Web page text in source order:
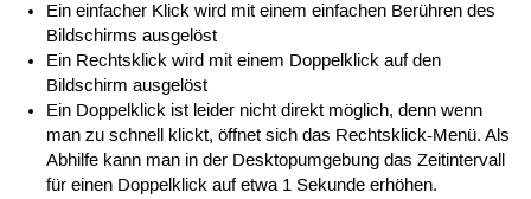
Ein einfacher Klick wird mit einem einfachen Berühren des
Bildschirms ausgelöst
Ein Rechtsklick wird mit einem Doppelklick auf den
Bildschirm ausgelöst
Ein Doppelklick ist leider nicht direkt möglich, denn wenn
man zu schnell klickt, öffnet sich das Rechtsklick-Menü. Als
Abhilfe kann man in der Desktopumgebung das Zeitintervall
für einen Doppelklick auf etwa 1 Sekunde erhöhen.